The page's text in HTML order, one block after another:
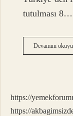
tutulması 8…
Devamını
https://
https://